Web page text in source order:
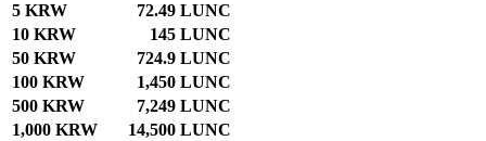
5 KRW
72.49 LUNC
10 KRW
145 LUNC
50 KRW
724.9 LUNC
100 KRW
1,450 LUNC
500 KRW
7,249 LUNC
1,000 KRW
14,500 LUNC